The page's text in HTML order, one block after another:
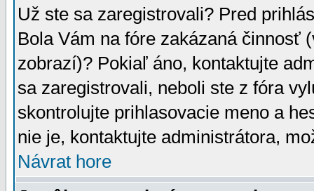
Už ste sa zaregistrovali? Pred
Bola Vám na fóre zakázaná činnosť
zobrazí)? Pokiaľ áno, kontaktujte
sa zaregistrovali, neboli ste z fóra
skontrolujte prihlasovacie meno a
nie je, kontaktujte administrátora,
Návrat hore